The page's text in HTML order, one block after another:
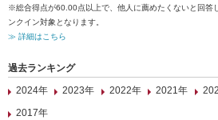
※総合得点が60.00点以上で、他人に薦めたくないと回答
ンクイン対象となります。
≫ 詳細はこちら
過去ランキング
2024年
2023年 2022年 2021年
2017年